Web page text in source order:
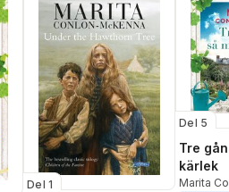
Del 1
Del 5
Tre
kärlek
Marita